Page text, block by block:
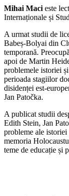
Mihai Maci este
Internaționale și
A urmat studii de
Babeș-Bolyai din
temporană.
apoi de Martin
problemele istoriei
perioada stagiilor
disidenței est-
Jan Patočka.
A publicat studii
Edith Stein, Jan
probleme ale istoriei
memoria
teme de educație și